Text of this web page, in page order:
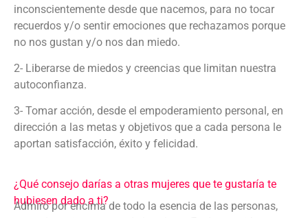
inconscientemente desde que nacemos, para no tocar
recuerdos y/o sentir emociones que rechazamos porque
no nos gustan y/o nos dan miedo.
2- Liberarse de miedos y creencias que limitan nuestra
autoconfianza.
3- Tomar acción, desde el empoderamiento personal, en
dirección a las metas y objetivos que a cada persona le
aportan satisfacción, éxito y felicidad.
¿Qué consejo darías a otras mujeres que te gustaría te
hubiesen dado a ti?
Admiro por encima de todo la esencia de las personas,